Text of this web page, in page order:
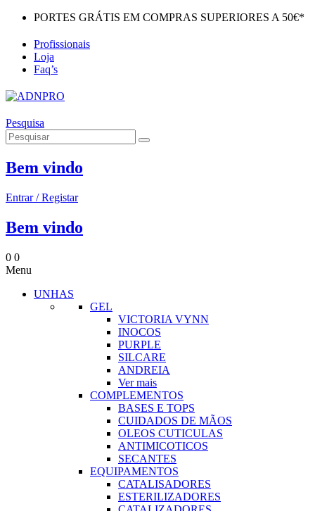
PORTES GRÁTIS EM COMPRAS SUPERIORES A 50€*
Profissionais
Loja
Faq’s
Pesquisa
Bem vindo
Entrar / Registar
Bem vindo
0 0
Menu
UNHAS
GEL
VICTORIA VYNN
INOCOS
PURPLE
SILCARE
ANDREIA
Ver mais
COMPLEMENTOS
BASES E TOPS
CUIDADOS DE MÃOS
OLEOS CUTICULAS
ANTIMICOTICOS
SECANTES
EQUIPAMENTOS
CATALISADORES
ESTERILIZADORES